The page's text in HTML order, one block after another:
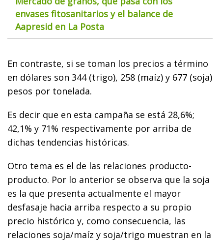
envases fitosanitarios y el balance de
Aapresid en La Posta
En contraste, si se toman los precios a término
en dólares son 344 (trigo), 258 (maíz) y 677 (soja)
pesos por tonelada.
Es decir que en esta campaña se está 28,6%;
42,1% y 71% respectivamente por arriba de
dichas tendencias históricas.
Otro tema es el de las relaciones producto-
producto. Por lo anterior se observa que la soja
es la que presenta actualmente el mayor
desfasaje hacia arriba respecto a su propio
precio histórico y, como consecuencia, las
relaciones soja/maíz y soja/trigo muestran en la